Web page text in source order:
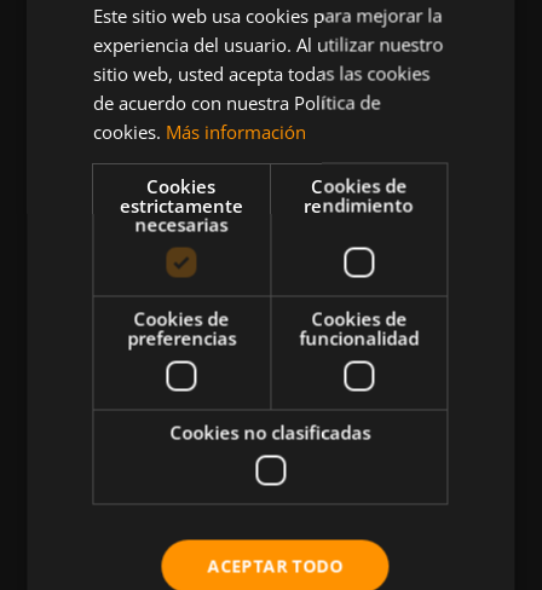
Queremos mantenerte al día en temas de
deportes, fitness, nutrición, salud, recetas
saludables y tecnología aplicada al deporte y la
vida sana.
CATEGORÍAS
Atletismo
Musculación
Más Deportes
Este sitio web usa cookies para mejorar la
experiencia del usuario. Al utilizar nuestro
sitio web, usted acepta todas las cookies
de acuerdo con nuestra Política de
cookies. Más información
Cookies
estrictamente
necesarias
Cookies de
rendimiento
Cookies de
preferencias
Cookies de
funcionalidad
Cookies no clasificadas
ACEPTAR TODO